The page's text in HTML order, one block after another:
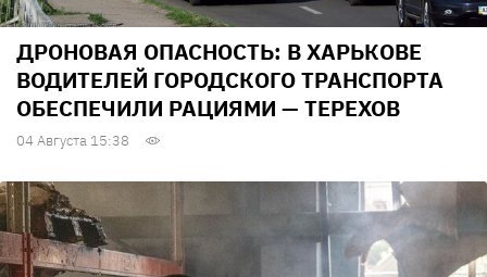
ДРОНОВАЯ ОПАСНОСТЬ: В ХАРЬКОВЕ
ВОДИТЕЛЕЙ ГОРОДСКОГО ТРАНСПОРТА
ОБЕСПЕЧИЛИ РАЦИЯМИ — ТЕРЕХОВ
04 Августа 15:38